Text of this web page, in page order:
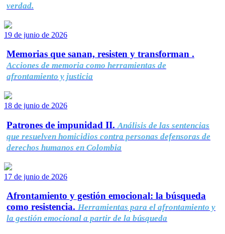
verdad.
19 de junio de 2026
Memorias que sanan, resisten y transforman .
Acciones de memoria como herramientas de
afrontamiento y justicia
18 de junio de 2026
Patrones de impunidad II. Análisis de las sentencias
que resuelven homicidios contra personas defensoras de
derechos humanos en Colombia
17 de junio de 2026
Afrontamiento y gestión emocional: la búsqueda
como resistencia. Herramientas para el afrontamiento y
la gestión emocional a partir de la búsqueda